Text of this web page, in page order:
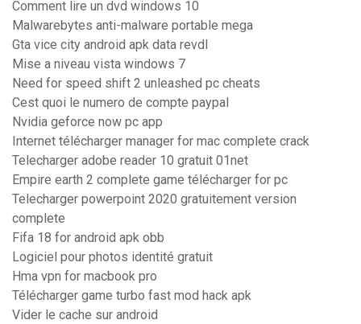
Comment lire un dvd windows 10
Malwarebytes anti-malware portable mega
Gta vice city android apk data revdl
Mise a niveau vista windows 7
Need for speed shift 2 unleashed pc cheats
Cest quoi le numero de compte paypal
Nvidia geforce now pc app
Internet télécharger manager for mac complete crack
Telecharger adobe reader 10 gratuit 01net
Empire earth 2 complete game télécharger for pc
Telecharger powerpoint 2020 gratuitement version
complete
Fifa 18 for android apk obb
Logiciel pour photos identité gratuit
Hma vpn for macbook pro
Télécharger game turbo fast mod hack apk
Vider le cache sur android